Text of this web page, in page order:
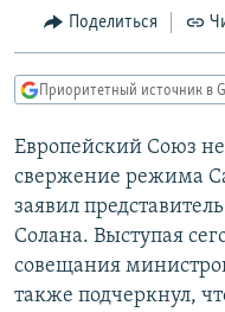
Вернутся
поиску
КАВКАЗ.РЕАЛИИ
СЕВЕР.РЕАЛИИ
РАСПИСАНИЕ
ПОДПИШИТЕСЬ НА
СОЦИАЛЬНЫЕ СЕТИ
Поделиться
Приоритетный источник в
Европейский Союз
свержение режима
заявил
Солана. Выступая
совещания
также подчеркнул,